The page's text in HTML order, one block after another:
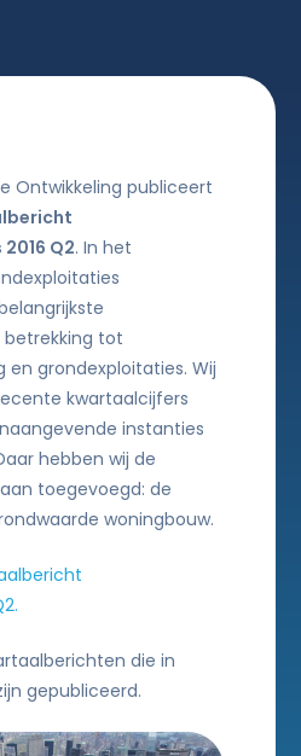
Ontwikkeling publiceert
Q2. In het
tot
en grondexploitaties. Wij
kwartaalcijfers
instanties
hebben wij de
aan toegevoegd: de
woningbouw.
die in
gepubliceerd.